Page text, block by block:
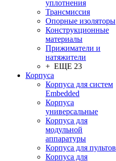
уплотнения
Трансмиссия
Опорные изоляторы
Конструкционные
материалы
Прижиматели и
натяжители
+ ЕЩЕ 23
Корпуса
Корпуса для систем
Embedded
Корпуса
универсальные
Корпуса для
модульной
аппаратуры
Корпуса для пультов
Корпуса для